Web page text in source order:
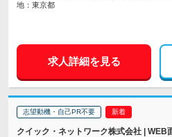
地：東京都
求人詳細を見る
志望動機・自己PR不要
クイック・ネットワーク株式会社 |